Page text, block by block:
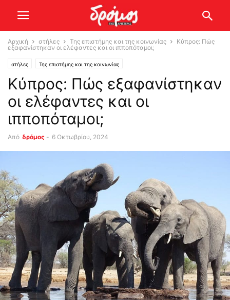
Αρχική στήλες Της επιστήμης και της κοινωνίας
Κύπρος: Πώς
εξαφανίστηκαν οι ελέφαντες και οι ιπποπόταμοι;
στήλες Της επιστήμης και της κοινωνίας
Κύπρος: Πώς εξαφανίστηκαν
οι ελέφαντες και οι
ιπποπόταμοι;
Από δρόμος - 6 Οκτωβρίου, 2024